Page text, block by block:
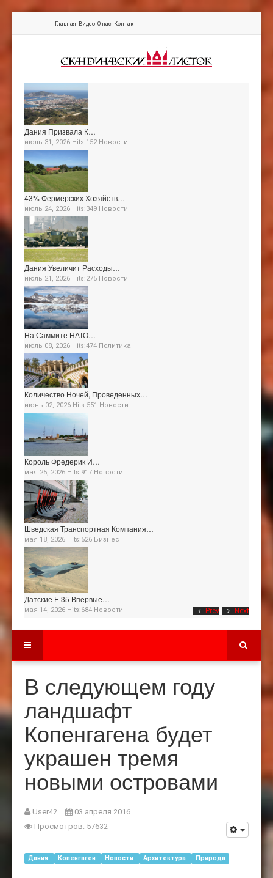
Главная Видео О нас Контакт
Prev Next
Дания Призвала К…
июль 31, 2026 Hits:152 Новости
43% Фермерских Хозяйств…
июль 24, 2026 Hits:349 Новости
Дания Увеличит Расходы…
июль 21, 2026 Hits:275 Новости
На Саммите НАТО…
июль 08, 2026 Hits:474 Политика
Количество Ночей, Проведенных…
июнь 02, 2026 Hits:551 Новости
Король Фредерик И…
мая 25, 2026 Hits:917 Новости
Шведская Транспортная Компания…
мая 18, 2026 Hits:526 Бизнес
Датские F-35 Впервые…
мая 14, 2026 Hits:684 Новости
В следующем году
ландшафт
Копенгагена будет
украшен тремя
новыми островами
User42
03 апреля 2016
Просмотров: 57632
Дания Копенгаген Новости Архитектура Природа